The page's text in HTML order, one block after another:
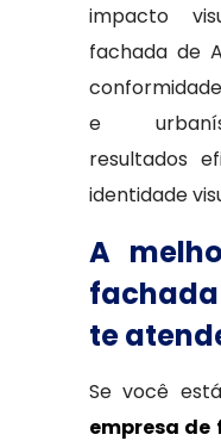
impacto
fachada de
e
resultados
identidade
A
te
Se você
empresa de